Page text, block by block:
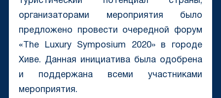
организаторами мероприятия было
предложено провести очередной форум
«The Luxury Symposium 2020» в городе
Хиве. Данная инициатива была одобрена
и поддержана всеми участниками
мероприятия.